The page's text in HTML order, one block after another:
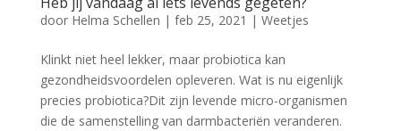
door Helma Schellen | feb 25, 2021 | Weetjes
Klinkt niet heel lekker, maar probiotica kan
gezondheidsvoordelen opleveren. Wat is nu eigenlijk
precies probiotica?Dit zijn levende micro-organismen
die de samenstelling van darmbacteriën veranderen.